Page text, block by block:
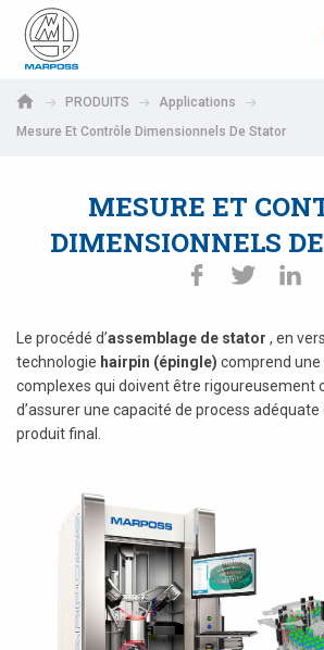
S.p.A.
PRODUITS
Applications
Mesure Et Contrôle Dimensionnels De Stator
MESURE ET
DIMENSIONNELS
Le procédé d’assemblage de stator , en
technologie hairpin (épingle) comprend une
complexes qui doivent être rigoureusement
d’assurer une capacité de process
produit final.
Deutsch
Français
Español
中文 (Chinese)
한국어 (Korean)
LOGIN
Adresse électronique
If you are not yet registered, you may do